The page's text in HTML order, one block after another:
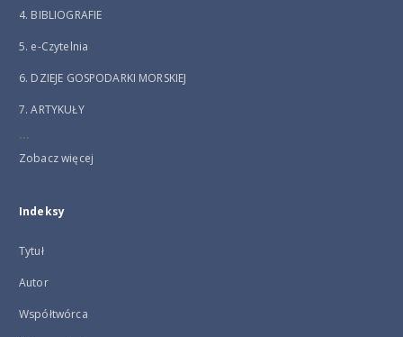
4. BIBLIOGRAFIE
5. e-Czytelnia
6. DZIEJE GOSPODARKI MORSKIEJ
7. ARTYKUŁY
...
Zobacz więcej
Indeksy
Tytuł
Autor
Współtwórca